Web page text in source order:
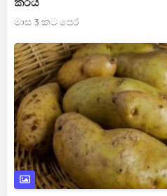
කරයි
මාස 3 කට පෙර